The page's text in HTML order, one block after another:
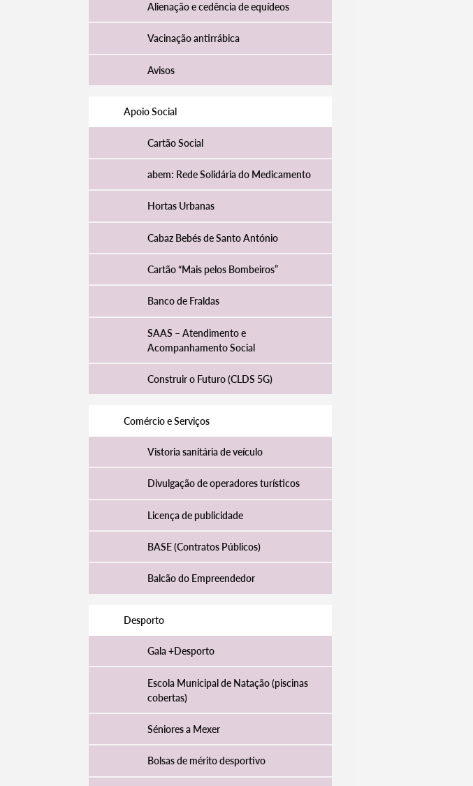
Alienação e cedência de equídeos
Vacinação antirrábica
Avisos
Apoio Social
Cartão Social
abem: Rede Solidária do Medicamento
Hortas Urbanas
Cabaz Bebés de Santo António
Cartão “Mais pelos Bombeiros”
Banco de Fraldas
SAAS – Atendimento e
Acompanhamento Social
Construir o Futuro (CLDS 5G)
Comércio e Serviços
Vistoria sanitária de veículo
Divulgação de operadores turísticos
Licença de publicidade
BASE (Contratos Públicos)
Balcão do Empreendedor
Desporto
Gala +Desporto
Escola Municipal de Natação (piscinas
cobertas)
Séniores a Mexer
Bolsas de mérito desportivo